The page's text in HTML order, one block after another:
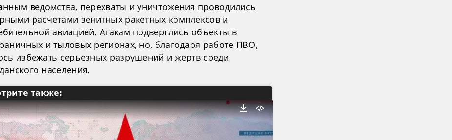
ведомства, перехваты и уничтожения проводились
расчетами зенитных ракетных комплексов и
авиацией. Атакам подверглись объекты в
и тыловых регионах, но, благодаря работе ПВО,
избежать серьезных разрушений и жертв среди
населения.
также: